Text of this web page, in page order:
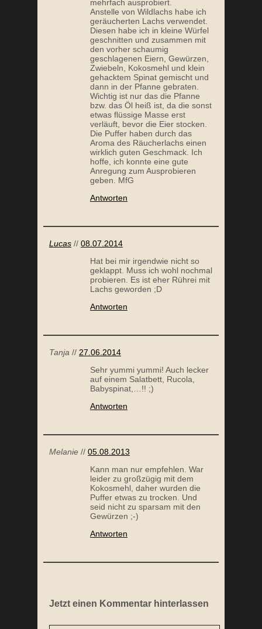
mehrfach ausprobiert.
Anstelle von Wildlachs habe ich
geräucherten Lachs verwendet.
Diesen habe ich in kleine Würfel
geschnitten und zusammen mit
den vorher schaumig
geschlagenen Eiern, Gewürzen,
Zwiebeln, Kokosmehl und klein
gehacktem Spinat gemischt und
dann in der Pfanne gebraten.
Wichtig ist nur das die Pfanne
bzw. das Öl heiß ist, da die sonst
etwas flüssige Masse erst
verläuft, bevor die Eier stocken.
Die Puffer haben durch das
Aroma des Räucherlachs einen
wirklich guten Geschmack. Ich
hoffe, ich konnte eine gute
Anregung zum Ausprobieren
geben. MfG
Antworten
Lucas // 08.07.2014
Hat bei mir irgendwie nicht so
geklappt. Muss ich wohl nochmal
probieren. Es ist eher Rührei mit
Lachs geworden ;D
Antworten
Tanja // 27.06.2014
Sehr yummi yummi! Auch lecker
auf einem Salatbett, Rucola,
Babyspinat,…!! ;)
Antworten
Melanie // 05.08.2013
Kann man nur empfehlen. War
leider zu großzügig mit dem
Kokosmehl, daher wurden die
Puffer etwas zu trocken. Und
seid nicht zu sparsam mit den
Gewürzen ;-)
Antworten
Jetzt einen Kommentar hinterlassen